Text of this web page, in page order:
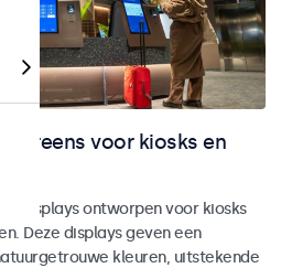
voor kiosks en
displays ontworpen voor kiosks
Deze displays geven een
kleuren, uitstekende